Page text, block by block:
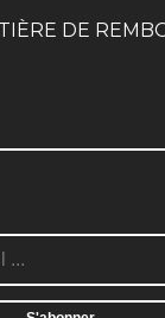
DE